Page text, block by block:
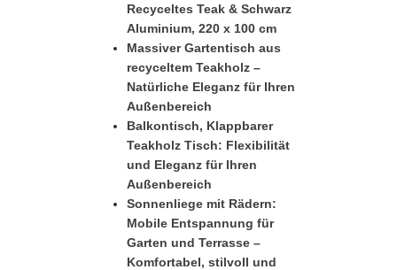
Recyceltes Teak & Schwarz
Aluminium, 220 x 100 cm
Massiver Gartentisch aus
recyceltem Teakholz –
Natürliche Eleganz für Ihren
Außenbereich
Balkontisch, Klappbarer
Teakholz Tisch: Flexibilität
und Eleganz für Ihren
Außenbereich
Sonnenliege mit Rädern:
Mobile Entspannung für
Garten und Terrasse –
Komfortabel, stilvoll und